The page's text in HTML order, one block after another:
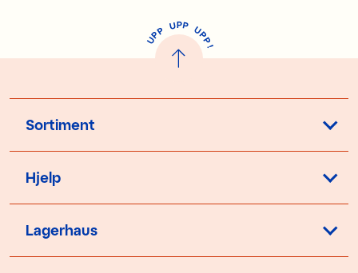
U
P
P UPP UP
P
!
Sortiment
Hjelp
Lagerhaus